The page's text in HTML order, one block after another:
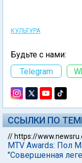
КУЛЬТУРА
Будьте с нами:
Telegram
ССЫЛКИ ПО
// https://
MTV Awards: Пол
"Совершенная